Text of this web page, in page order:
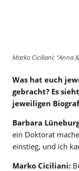
Marko Ciciliani: “Anna
Was hat euch
gebracht? Es
jeweiligen
Barbara
ein Doktorat
einstieg, und ich
Marko Ciciliani: